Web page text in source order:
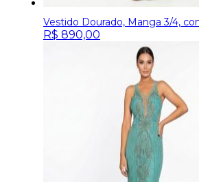
Vestido Dourado, Manga 3/4,
R$ 890,00